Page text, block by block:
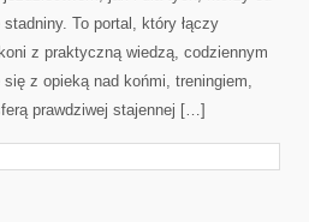
To portal, który łączy
z praktyczną wiedzą, codziennym
z opieką nad końmi, treningiem,
prawdziwej stajennej […]